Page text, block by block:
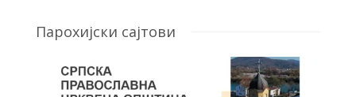
Парохијски сајтови